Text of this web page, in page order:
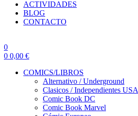
ACTIVIDADES
BLOG
CONTACTO
0
0 0,00 €
COMICS/LIBROS
Alternativo / Underground
Clasicos / Independientes USA
Comic Book DC
Comic Book Marvel